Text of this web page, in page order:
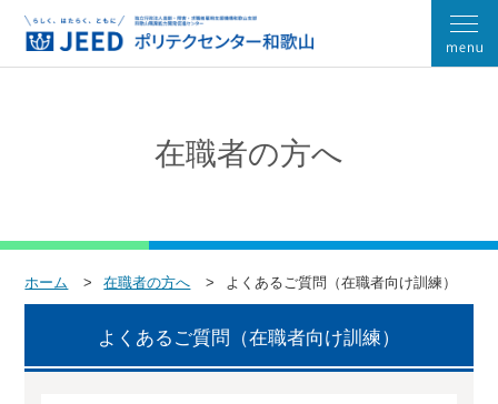
在職者の方へ
ホーム 在職者の方へ よくあるご質問（在職者向け訓練）
よくあるご質問（在職者向け訓練）